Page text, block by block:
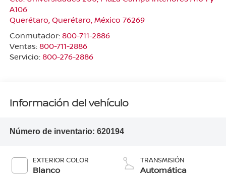
A106
Querétaro, Querétaro, México 76269
Conmutador: 800-711-2886
Ventas: 800-711-2886
Servicio: 800-276-2886
Información del vehículo
Número de inventario: 620194
EXTERIOR COLOR
Blanco
TRANSMISIÓN
Automática